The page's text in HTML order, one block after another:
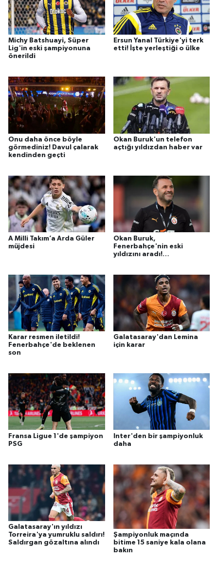
Michy Batshuayi, Süper
Lig'in eski şampiyonuna
önerildi
Ersun Yanal Türkiye'yi terk
etti! İşte yerleştiği o ülke
Onu daha önce böyle
görmediniz! Davul çalarak
kendinden geçti
Okan Buruk'un telefon
açtığı yıldızdan haber var
A Milli Takım’a Arda Güler
müjdesi
Okan Buruk,
Fenerbahçe'nin eski
yıldızını aradı!
Karar resmen iletildi!
Fenerbahçe'de beklenen
son
Galatasaray'dan Lemina
için karar
Fransa Ligue 1'de şampiyon
PSG
Inter'den bir şampiyonluk
daha
Galatasaray'ın yıldızı
Torreira'ya yumruklu saldırı!
Saldırgan gözaltına alındı
Şampiyonluk maçında
bitime 15 saniye kala olana
bakın